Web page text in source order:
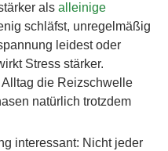
als alleinige
schläfst, unregelmäßig
leidest oder
Stress stärker.
die Reizschwelle
natürlich trotzdem
interessant: Nicht jeder